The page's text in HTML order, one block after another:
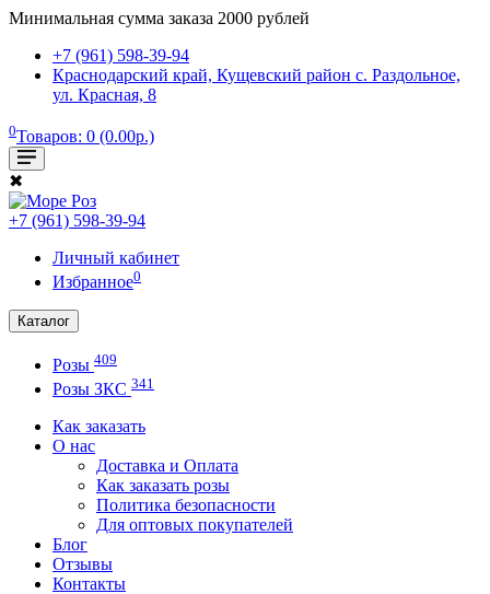
Минимальная сумма заказа 2000 рублей
+7 (961) 598-39-94
Краснодарский край, Кущевский район с. Раздольное,
ул. Красная, 8
0Товаров: 0 (0.00р.)
✖
+7 (961) 598-39-94
Личный кабинет
Избранное0
Каталог
Розы 409
Розы ЗКС 341
Как заказать
О нас
Доставка и Оплата
Как заказать розы
Политика безопасности
Для оптовых покупателей
Блог
Отзывы
Контакты